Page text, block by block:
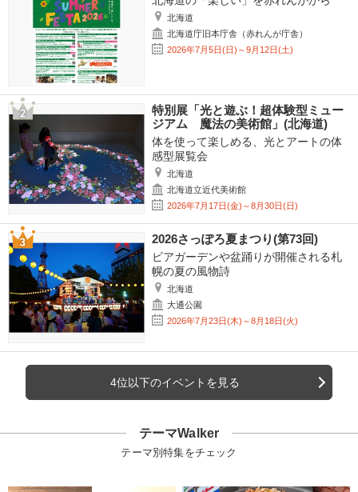
北海道
北海道庁旧本庁舎（赤れんが庁舎）
2026年7月5日(日)～9月12日(土)
特別展「光と遊ぶ！超体験型ミュー
ジアム 魔法の美術館」(北海道)
体を使って楽しめる、光とアートの体
感型展覧会
北海道
北海道立近代美術館
2026年7月17日(金)～8月30日(日)
2026さっぽろ夏まつり(第73回)
ビアガーデンや盆踊りが開催される札
幌の夏の風物詩
北海道
大通公園
2026年7月23日(木)～8月18日(火)
4位以下のイベントを見る
テーマWalker
テーマ別特集をチェック